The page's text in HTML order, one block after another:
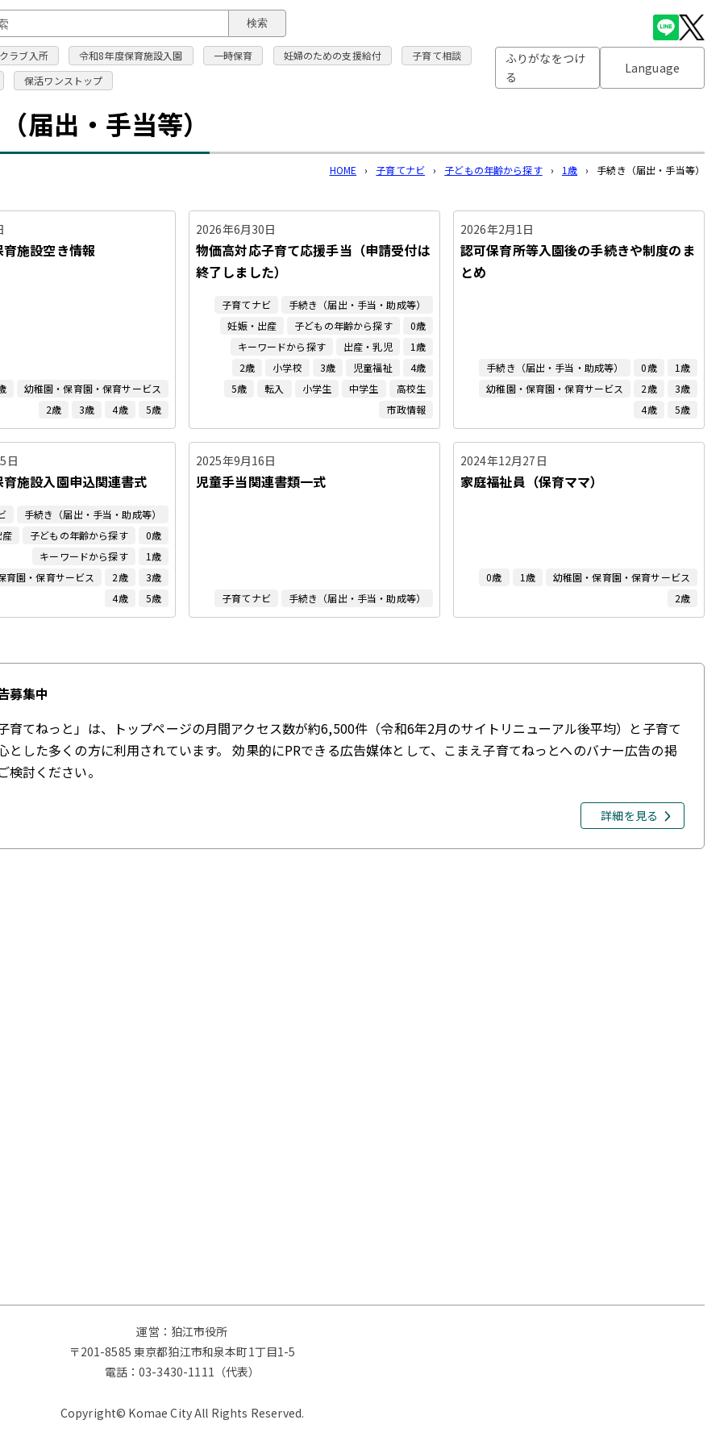
このページの本文へ
検索
ラブ入所 令和8年度保育施設入園 一時保育 妊婦のための支援給付
子育て相談
保活ワンストップ
ふりがなをつけ
る
Language
届出・手当等）
HOME › 子育てナビ › 子どもの年齢から探す › 1歳 › 手続き（届出・手当等）
施設空き情報
幼稚園・保育園・保育サービス
2歳
3歳 4歳 5歳
2026年6月30日
物価高対応子育て応援手当（申請受付は
終了しました）
子育てナビ
手続き（届出・手当・助成等）
妊娠・出産
子どもの年齢から探す
0歳
キーワードから探す
出産・乳児
1歳
2歳
小学校 3歳 児童福祉
4歳
5歳
転入 小学生 中学生
高校生
市政情報
2026年2月1日
認可保育所等入園後の手続きや制度のま
とめ
手続き（届出・手当・助成等） 0歳
1歳
幼稚園・保育園・保育サービス
2歳
3歳
4歳
5歳
日
施設入園申込関連書式
手続き（届出・手当・助成等）
産
子どもの年齢から探す
0歳
キーワードから探す
1歳
育園・保育サービス
2歳
3歳
4歳
5歳
2025年9月16日
児童手当関連書類一式
子育てナビ 手続き（届出・手当・助成等）
2024年12月27日
家庭福祉員（保育ママ）
0歳 1歳
幼稚園・保育園・保育サービス
2歳
募集中
育てねっと」は、トップページの月間アクセス数が約6,500件（令和6年2月のサイトリニューアル後平均）と子育て
とした多くの方に利用されています。 効果的にPRできる広告媒体として、こまえ子育てねっとへのバナー広告の掲
検討ください。
詳細を見る
運営：狛江市役所
〒201-8585 東京都狛江市和泉本町1丁目1-5
電話：03-3430-1111（代表）
Copyright© Komae City All Rights Reserved.